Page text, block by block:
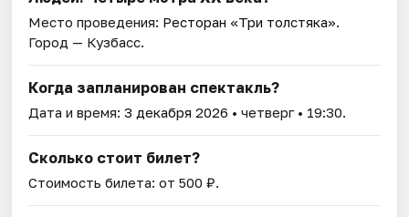
Место проведения: Ресторан «Три толстяка».
Город — Кузбасс.
Когда запланирован спектакль?
Дата и время:3 декабря 2026 • четверг • 19:30.
Сколько стоит билет?
Стоимость билета: от 500 ₽.